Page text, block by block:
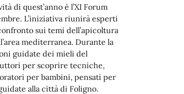
di quest’anno è l’XI Forum
L’iniziativa riunirà esperti
sui temi dell’apicoltura
mediterranea. Durante la
guidate dei mieli del
per scoprire tecniche,
per bambini, pensati per
alla città di Foligno.